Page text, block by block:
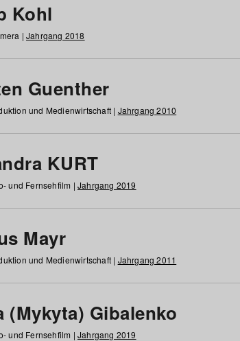
Kohl
| Jahrgang 2018
Guenther
und Medienwirtschaft | Jahrgang 2010
KURT
und Fernsehfilm | Jahrgang 2019
Mayr
und Medienwirtschaft | Jahrgang 2011
(Mykyta) Gibalenko
und Fernsehfilm | Jahrgang 2019